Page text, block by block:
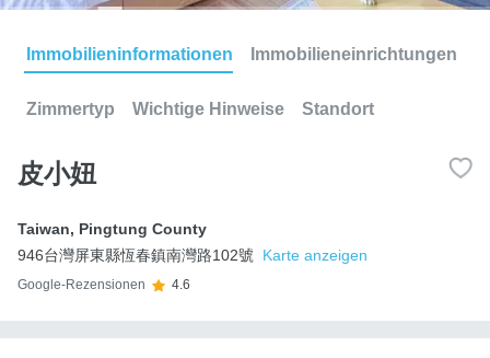
Immobilieninformationen Immobilieneinrichtungen
Zimmertyp Wichtige Hinweise Standort
皮小妞
Taiwan, Pingtung County
946台灣屏東縣恆春鎮南灣路102號
Karte anzeigen
Google-Rezensionen 4.6